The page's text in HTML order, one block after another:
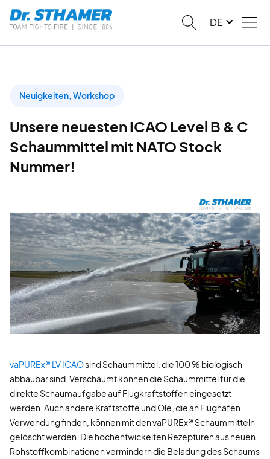
DE
Neuigkeiten, Workshop
Unsere neuesten ICAO Level B & C
Schaummittel mit NATO Stock
Nummer!
vaPUREx® LV ICAOsind Schaummittel, die 100 % biologisch
abbaubar sind. Verschäumt können die Schaummittel für die
direkte Schaumaufgabe auf Flugkraftstoffen eingesetzt
werden. Auch andere Kraftstoffe und Öle, die an Flughäfen
Verwendung finden, können mit den vaPUREx® Schaummitteln
gelöscht werden. Die hochentwickelten Rezepturen aus neuen
Rohstoffkombinationen vermindern die Beladung des Schaums